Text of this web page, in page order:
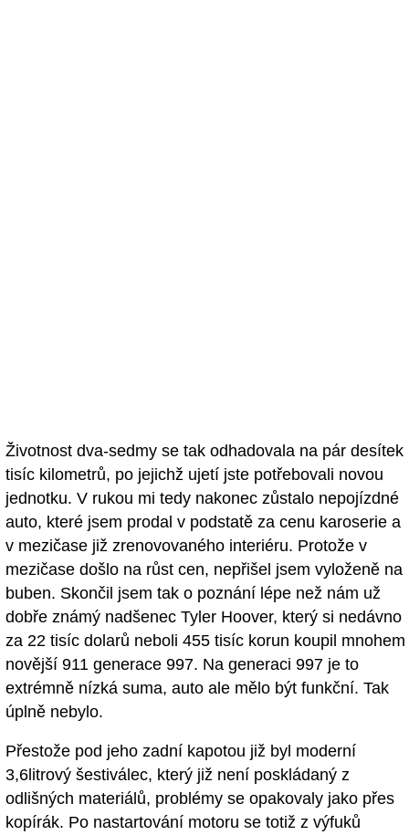
Životnost dva-sedmy se tak odhadovala na pár desítek
tisíc kilometrů, po jejichž ujetí jste potřebovali novou
jednotku. V rukou mi tedy nakonec zůstalo nepojízdné
auto, které jsem prodal v podstatě za cenu karoserie a
v mezičase již zrenovovaného interiéru. Protože v
mezičase došlo na růst cen, nepřišel jsem vyloženě na
buben. Skončil jsem tak o poznání lépe než nám už
dobře známý nadšenec Tyler Hoover, který si nedávno
za 22 tisíc dolarů neboli 455 tisíc korun koupil mnohem
novější 911 generace 997. Na generaci 997 je to
extrémně nízká suma, auto ale mělo být funkční. Tak
úplně nebylo.
Přestože pod jeho zadní kapotou již byl moderní
3,6litrový šestiválec, který již není poskládaný z
odlišných materiálů, problémy se opakovaly jako přes
kopírák. Po nastartování motoru se totiž z výfuků